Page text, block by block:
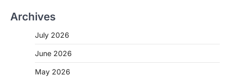
Archives
July 2026
June 2026
May 2026